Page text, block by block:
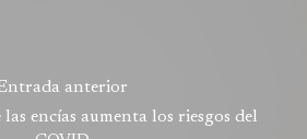
anterior
encías aumenta los riesgos del